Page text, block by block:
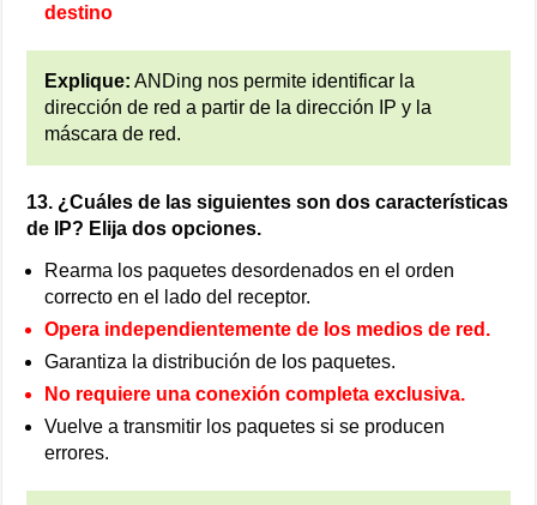
destino
Explique: ANDing nos permite identificar la
dirección de red a partir de la dirección IP y la
máscara de red.
13. ¿Cuáles de las siguientes son dos características
de IP? Elija dos opciones.
Rearma los paquetes desordenados en el orden
correcto en el lado del receptor.
Opera independientemente de los medios de red.
Garantiza la distribución de los paquetes.
No requiere una conexión completa exclusiva.
Vuelve a transmitir los paquetes si se producen
errores.